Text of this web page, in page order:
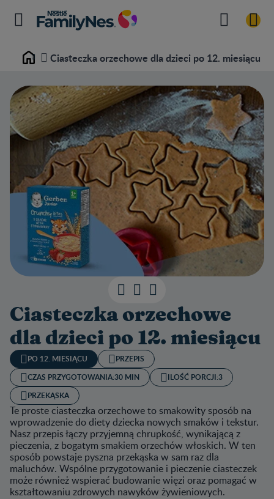
Home Ciasteczka orzechowe dla dzieci po 12. miesiącu
Ciasteczka orzechowe
dla dzieci po 12. miesiącu
PO 12. MIESIĄCU
PRZEPIS
CZAS PRZYGOTOWANIA:30 MIN ILOŚĆ PORCJI:3
PRZEKĄSKA
Te proste ciasteczka orzechowe to smakowity sposób na
wprowadzenie do diety dziecka nowych smaków i tekstur.
Nasz przepis łączy przyjemną chrupkość, wynikającą z
pieczenia, z bogatym smakiem orzechów włoskich. W ten
sposób powstaje pyszna przekąska w sam raz dla
maluchów. Wspólne przygotowanie i pieczenie ciasteczek
może również wspierać budowanie więzi oraz pomagać w
kształtowaniu zdrowych nawyków żywieniowych.